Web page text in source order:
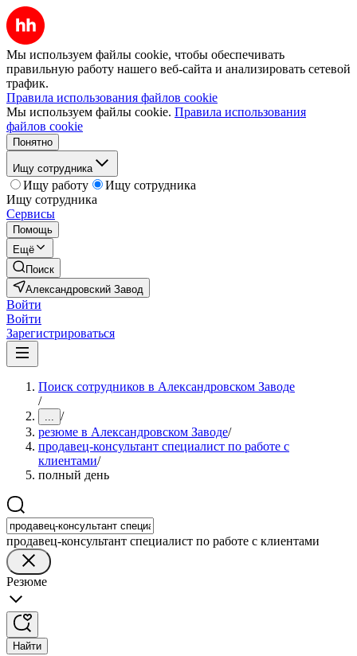
Мы используем файлы cookie, чтобы обеспечивать
правильную работу нашего веб-сайта и анализировать сетевой
трафик.
Правила использования файлов cookie
Мы используем файлы cookie. Правила использования
файлов cookie
Понятно
Ищу сотрудника
Ищу работу
Ищу сотрудника
Ищу сотрудника
Сервисы
Помощь
Ещё
Поиск
Александровский Завод
Войти
Войти
Зарегистрироваться
Поиск сотрудников в Александровском Заводе
/
... /
резюме в Александровском Заводе/
продавец-консультант специалист по работе с
клиентами/
полный день
продавец-консультант специалист по работе с клиентами
Резюме
Найти